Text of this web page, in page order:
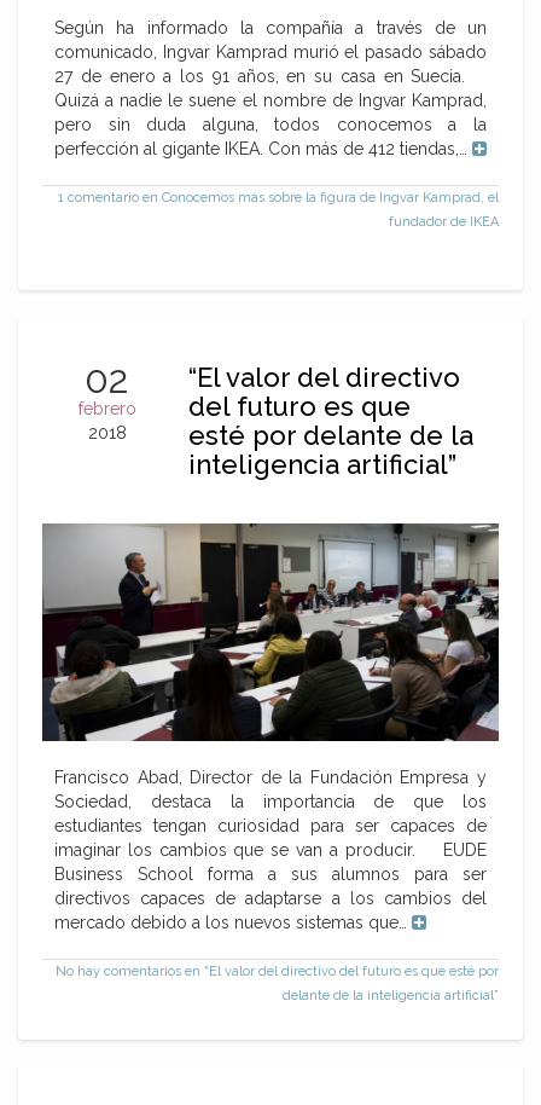
Según ha informado la compañía a través de un
comunicado, Ingvar Kamprad murió el pasado sábado
27 de enero a los 91 años, en su casa en Suecia.
Quizá a nadie le suene el nombre de Ingvar Kamprad,
pero sin duda alguna, todos conocemos a la
perfección al gigante IKEA. Con más de 412 tiendas,…
1 comentario en Conocemos más sobre la figura de Ingvar Kamprad, el
fundador de IKEA
02
febrero
2018
“El valor del directivo
del futuro es que
esté por delante de la
inteligencia artificial”
Francisco Abad, Director de la Fundación Empresa y
Sociedad, destaca la importancia de que los
estudiantes tengan curiosidad para ser capaces de
imaginar los cambios que se van a producir. EUDE
Business School forma a sus alumnos para ser
directivos capaces de adaptarse a los cambios del
mercado debido a los nuevos sistemas que…
No hay comentarios en “El valor del directivo del futuro es que esté por
delante de la inteligencia artificial”